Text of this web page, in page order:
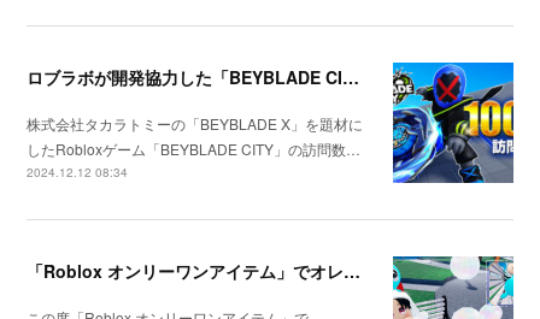
ロブラボが開発協力した「BEYBLADE CITY」が1000万訪問を達成
株式会社タカラトミーの「BEYBLADE X」を題材に
したRobloxゲーム「BEYBLADE CITY」の訪問数…
2024.12.12 08:34
「Roblox オンリーワンアイテム」でオレちゃんズ!!様のアイテムを作成